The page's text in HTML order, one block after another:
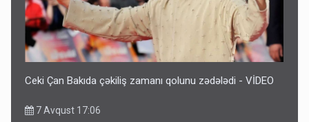
Ceki Çan Bakıda çəkiliş zamanı qolunu zədələdi - VİDEO
7 Avqust 17:06